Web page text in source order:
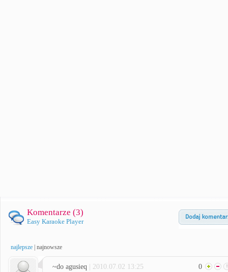
Komentarze (3)
Easy Karaoke Player
najlepsze najnowsze
~do agusieq | 2010.07.02 13:25 0